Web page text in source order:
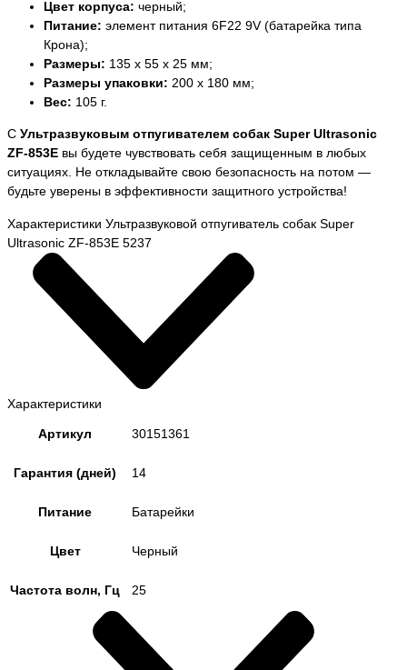
Цвет корпуса: черный;
Питание: элемент питания 6F22 9V (батарейка типа
Крона);
Размеры: 135 х 55 х 25 мм;
Размеры упаковки: 200 х 180 мм;
Вес: 105 г.
С Ультразвуковым отпугивателем собак Super Ultrasonic
ZF-853E вы будете чувствовать себя защищенным в любых
ситуациях. Не откладывайте свою безопасность на потом —
будьте уверены в эффективности защитного устройства!
Характеристики Ультразвуковой отпугиватель собак Super
Ultrasonic ZF-853E 5237
Характеристики
Артикул 30151361
Гарантия (дней) 14
Питание Батарейки
Цвет Черный
Частота волн, Гц 25